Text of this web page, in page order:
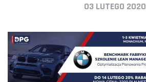
03 LUTEGO 2020